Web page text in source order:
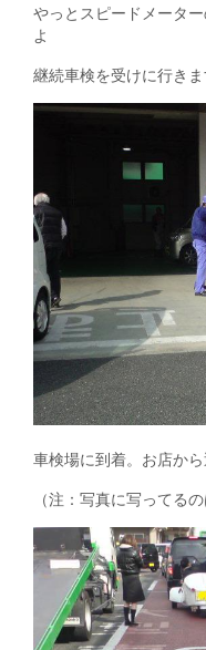
やっとスピードメータ
よ
継続車検を受けに行きま
車検場に到着。お店か
（注：写真に写ってる